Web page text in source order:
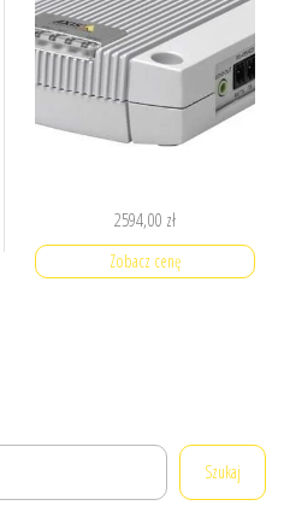
2594,00 zł
Zobacz cenę
Szukaj